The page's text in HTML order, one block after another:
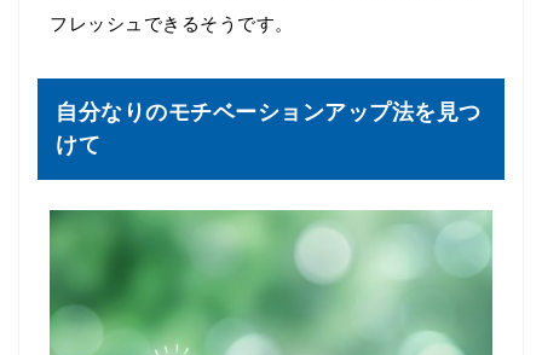
フレッシュできるそうです。
自分なりのモチベーションアップ法を見つ
けて